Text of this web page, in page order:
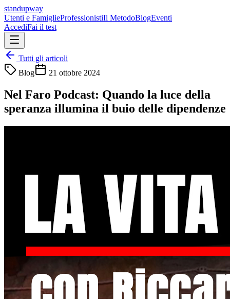
standupway
Utenti e FamiglieProfessionistiIl MetodoBlogEventi
AccediFai il test
Tutti gli articoli
Blog
21 ottobre 2024
Nel Faro Podcast: Quando la luce della
speranza illumina il buio delle dipendenze